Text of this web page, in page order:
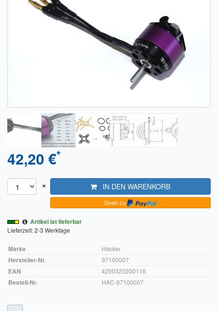
Räder Finder
Luftschrauben Finder
Zahlung und Versand
Widerrufsrecht
Widerrufsbelehrung für den Verkauf von Waren / Muster-
Widerrufsbelehrung für digitale Waren / Muster-
Widerrufsformular
AGB und Kundeninformationen
Hinweise zur Batterieentsorgung
42,20 €*
× IN DEN WARENKORB
Direkt zu
Artikel ist lieferbar
Lieferzeit: 2-3 Werktage
Marke Hacker
Hersteller-Nr. 97100007
EAN 4250320200116
Bestell-Nr. HAC-97100007